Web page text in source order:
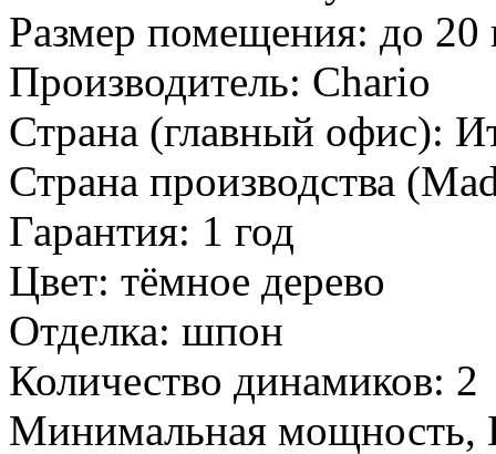
Размер помещения: до 20
Производитель: Chario
Страна (главный офис):
Страна производства
Гарантия: 1 год
Цвет: тёмное дерево
Отделка: шпон
Количество динамиков: 2
Минимальная